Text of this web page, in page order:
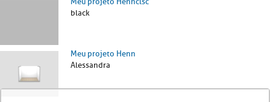
black
Meu projeto Henn
Alessandra